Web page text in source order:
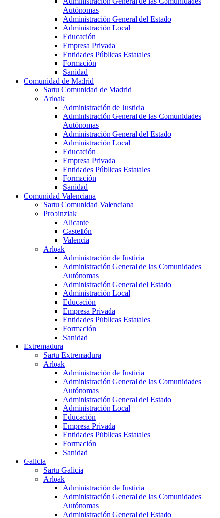
Autónomas
Administración General del Estado
Administración Local
Educación
Empresa Privada
Entidades Públicas Estatales
Formación
Sanidad
Comunidad de Madrid
Sartu Comunidad de Madrid
Arloak
Administración de Justicia
Administración General de las Comunidades
Autónomas
Administración General del Estado
Administración Local
Educación
Empresa Privada
Entidades Públicas Estatales
Formación
Sanidad
Comunidad Valenciana
Sartu Comunidad Valenciana
Probinziak
Alicante
Castellón
Valencia
Arloak
Administración de Justicia
Administración General de las Comunidades
Autónomas
Administración General del Estado
Administración Local
Educación
Empresa Privada
Entidades Públicas Estatales
Formación
Sanidad
Extremadura
Sartu Extremadura
Arloak
Administración de Justicia
Administración General de las Comunidades
Autónomas
Administración General del Estado
Administración Local
Educación
Empresa Privada
Entidades Públicas Estatales
Formación
Sanidad
Galicia
Sartu Galicia
Arloak
Administración de Justicia
Administración General de las Comunidades
Autónomas
Administración General del Estado